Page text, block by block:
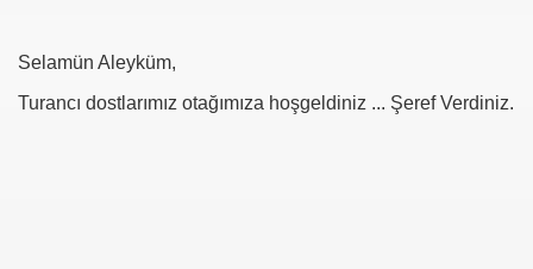
Selamün Aleyküm,
Turancı dostlarımız otağımıza hoşgeldiniz ... Şeref Verdiniz.